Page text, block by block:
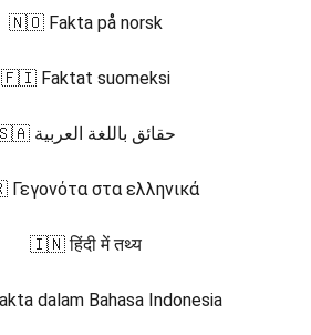
🇳🇴 Fakta på norsk
🇫🇮 Faktat suomeksi
🇸🇦 حقائق باللغة العربية
στα ελληνικά
🇮🇳 हिंदी में तथ्य
dalam Bahasa Indonesia